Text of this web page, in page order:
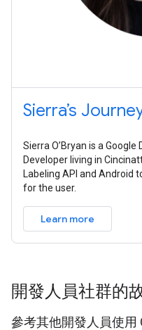
Sierra’s
Sierra O’Bryan is a
Developer living in
Labeling API and Android
for the user.
Learn more
開發人員社群的
參考其他開發人員使用